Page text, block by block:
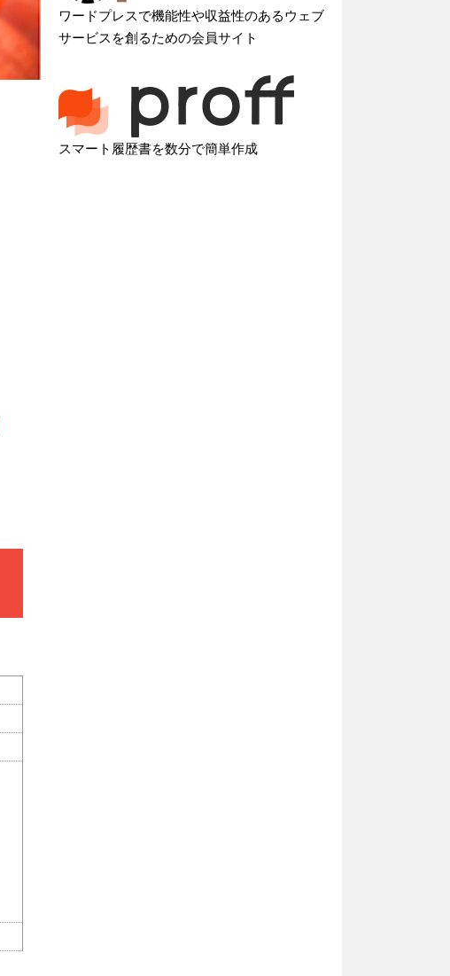
ワードプレスで機能性や収益性のあるウェブ
サービスを創るための会員サイト
スマート履歴書を数分で簡単作成